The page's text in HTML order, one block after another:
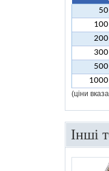
(ціни
Інші